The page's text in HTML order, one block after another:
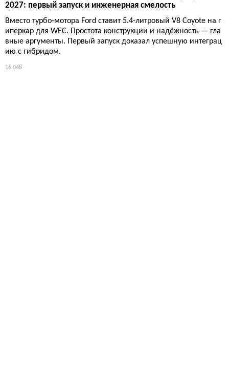
2027: первый запуск и инженерная смелость
Вместо турбо-мотора Ford ставит 5.4-литровый V8 Coyote на г
иперкар для WEC. Простота конструкции и надёжность — гла
вные аргументы. Первый запуск доказал успешную интеграц
ию с гибридом.
16 048